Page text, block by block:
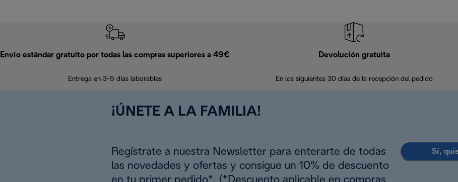
Envío estándar gratuito por todas las compras superiores a 49€
Entrega en 3-5 días laborables
Devolución gratuita
En los siguientes 30 días de la recepción del pedido
¡ÚNETE A LA FAMILIA!
Regístrate a nuestra Newsletter para enterarte de todas
las novedades y ofertas y consigue un 10% de descuento
en tu primer pedido*. (*Descuento aplicable en compras
Sí,